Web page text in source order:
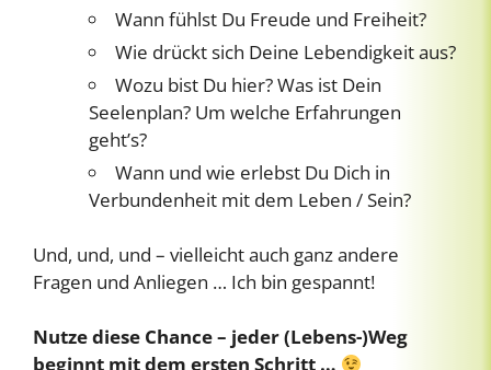
Wann fühlst Du Freude und Freiheit?
Wie drückt sich Deine Lebendigkeit aus?
Wozu bist Du hier? Was ist Dein
Seelenplan? Um welche Erfahrungen
geht’s?
Wann und wie erlebst Du Dich in
Verbundenheit mit dem Leben / Sein?
Und, und, und – vielleicht auch ganz andere
Fragen und Anliegen … Ich bin gespannt!
Nutze diese Chance – jeder (Lebens-)Weg
beginnt mit dem ersten Schritt …